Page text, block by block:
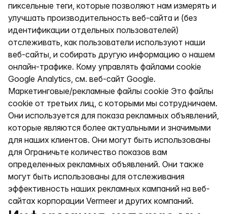
пиксельные теги, которые позволяют нам измерять и
улучшать производительность веб-сайта и (без
идентификации отдельных пользователей)
отслеживать, как пользователи используют наши
веб-сайты, и собирать другую информацию о нашем
онлайн-трафике. Кому управлять файлами cookie
Google Analytics, см. веб-сайт Google.
Маркетинговые/рекламные файлы cookie Это файлы
cookie от третьих лиц, с которыми мы сотрудничаем.
Они используется для показа рекламных объявлений,
которые являются более актуальными и значимыми
для наших клиентов. Они могут быть использованы
для Ограничьте количество показов вам
определенных рекламных объявлений. Они также
могут быть использованы для отслеживания
эффективность наших рекламных кампаний на веб-
сайтах корпорации Vermeer и других компаний.